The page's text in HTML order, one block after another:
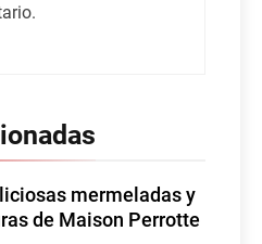
mermeladas y
de Maison Perrotte